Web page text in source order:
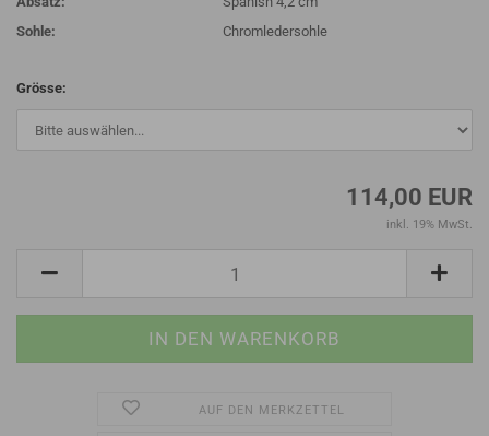
Sohle:
Chromledersohle
Grösse:
114,00 EUR
inkl. 19% MwSt.
AUF DEN MERKZETTEL